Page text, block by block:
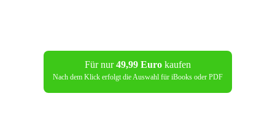
Für nur49,99 Eurokaufen
Nach dem Klick erfolgt die Auswahl für iBooks oder PDF